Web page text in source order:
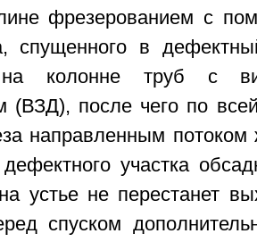
фрезерованием с
спущенного в
колонне труб с
(ВЗД), после чего по
направленным
участка
устье не перестанет
спуском